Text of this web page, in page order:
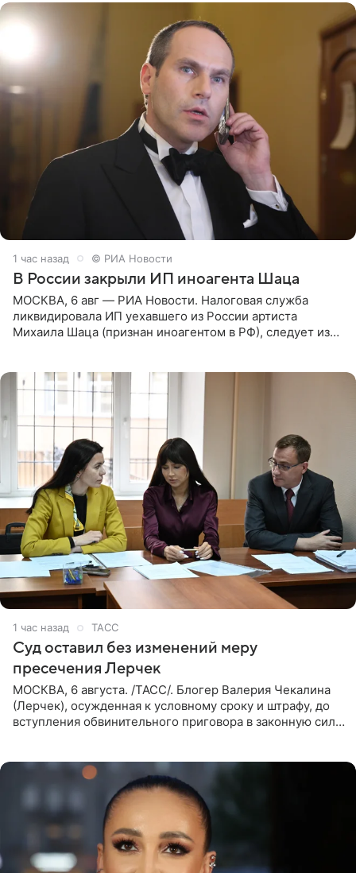
1 час назад © РИА Новости
В России закрыли ИП иноагента Шаца
МОСКВА, 6 авг — РИА Новости. Налоговая служба
ликвидировала ИП уехавшего из России артиста
Михаила Шаца (признан иноагентом в РФ), следует из
1 час назад ТАСС
Суд оставил без изменений меру
пресечения Лерчек
МОСКВА, 6 августа. /ТАСС/. Блогер Валерия Чекалина
(Лерчек), осужденная к условному сроку и штрафу, до
вступления обвинительного приговора в законную силу